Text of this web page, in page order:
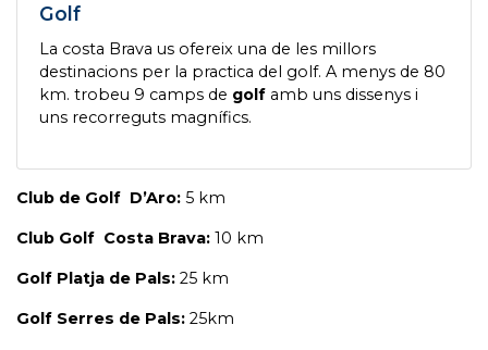
Golf
La costa Brava us ofereix una de les millors
destinacions per la practica del golf. A menys de 80
km. trobeu 9 camps de golf amb uns dissenys i
uns recorreguts magnífics.
Club de Golf D’Aro: 5 km
Club Golf Costa Brava: 10 km
Golf Platja de Pals: 25 km
Golf Serres de Pals: 25km